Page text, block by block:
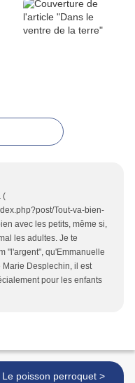
(
Tout-va-bien-
avec les petits, même si,
les adultes. Je te
"l'argent", qu'Emmanuelle
Marie Desplechin, il est
pour les enfants
Le poisson perroquet >